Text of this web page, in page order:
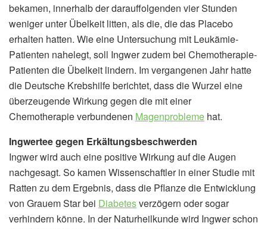
bekamen, innerhalb der darauffolgenden vier Stunden
weniger unter Übelkeit litten, als die, die das Placebo
erhalten hatten. Wie eine Untersuchung mit Leukämie-
Patienten nahelegt, soll Ingwer zudem bei Chemotherapie-
Patienten die Übelkeit lindern. Im vergangenen Jahr hatte
die Deutsche Krebshilfe berichtet, dass die Wurzel eine
überzeugende Wirkung gegen die mit einer
Chemotherapie verbundenen Magenprobleme hat.
Ingwertee gegen Erkältungsbeschwerden
Ingwer wird auch eine positive Wirkung auf die Augen
nachgesagt. So kamen Wissenschaftler in einer Studie mit
Ratten zu dem Ergebnis, dass die Pflanze die Entwicklung
von Grauem Star bei Diabetesverzögern oder sogar
verhindern könne. In der Naturheilkunde wird Ingwer schon